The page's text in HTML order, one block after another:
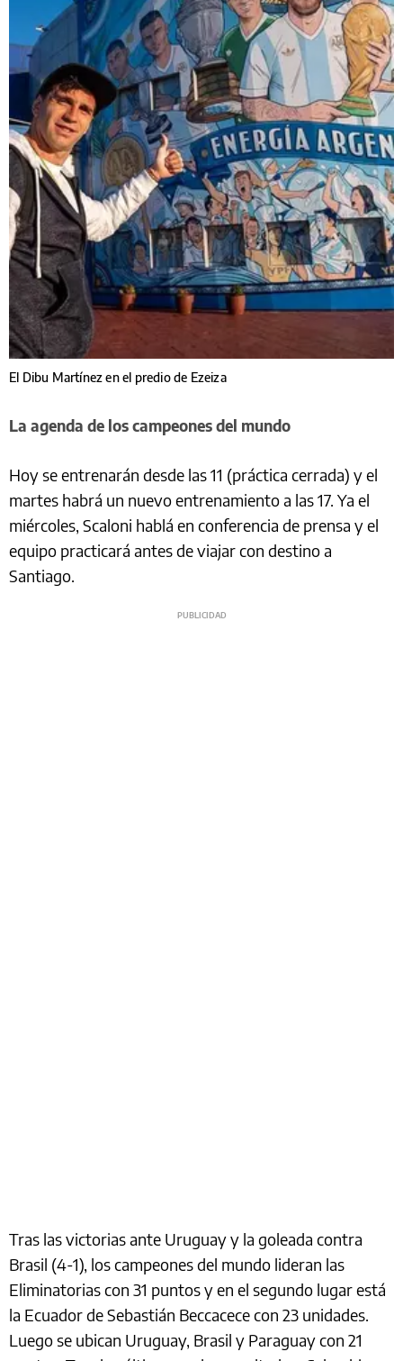
El Dibu Martínez en el predio de Ezeiza
La agenda de los campeones del mundo
Hoy se entrenarán desde las 11 (práctica cerrada) y el
martes habrá un nuevo entrenamiento a las 17. Ya el
miércoles, Scaloni hablá en conferencia de prensa y el
equipo practicará antes de viajar con destino a
Santiago.
Tras las victorias ante Uruguay y la goleada contra
Brasil (4-1), los campeones del mundo lideran las
Eliminatorias con 31 puntos y en el segundo lugar está
la Ecuador de Sebastián Beccacece con 23 unidades.
Luego se ubican Uruguay, Brasil y Paraguay con 21